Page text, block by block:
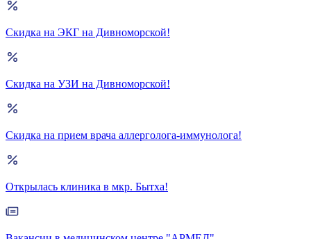
Скидка на ЭКГ на Дивноморской!
Скидка на УЗИ на Дивноморской!
Скидка на прием врача аллерголога-иммунолога!
Открылась клиника в мкр. Бытха!